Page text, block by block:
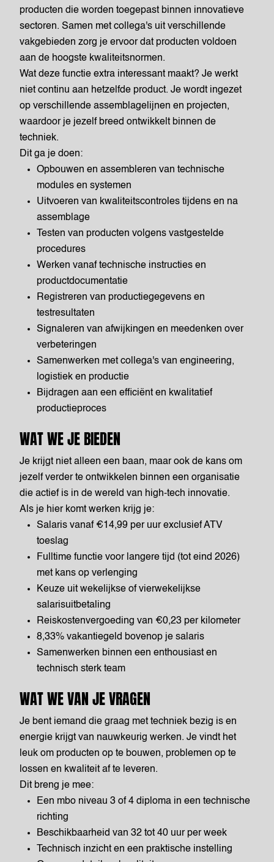
producten die worden toegepast binnen innovatieve
sectoren. Samen met collega's uit verschillende
vakgebieden zorg je ervoor dat producten voldoen
aan de hoogste kwaliteitsnormen.
Wat deze functie extra interessant maakt? Je werkt
niet continu aan hetzelfde product. Je wordt ingezet
op verschillende assemblagelijnen en projecten,
waardoor je jezelf breed ontwikkelt binnen de
techniek.
Dit ga je doen:
Opbouwen en assembleren van technische
modules en systemen
Uitvoeren van kwaliteitscontroles tijdens en na
assemblage
Testen van producten volgens vastgestelde
procedures
Werken vanaf technische instructies en
productdocumentatie
Registreren van productiegegevens en
testresultaten
Signaleren van afwijkingen en meedenken over
verbeteringen
Samenwerken met collega's van engineering,
logistiek en productie
Bijdragen aan een efficiënt en kwalitatief
productieproces
WAT WE JE BIEDEN
Je krijgt niet alleen een baan, maar ook de kans om
jezelf verder te ontwikkelen binnen een organisatie
die actief is in de wereld van high-tech innovatie.
Als je hier komt werken ​krijg je:
Salaris vanaf €14,99 per uur exclusief ATV
toeslag
Fulltime functie voor langere tijd (tot eind 2026)
met kans op verlenging
Keuze uit wekelijkse of vierwekelijkse
salarisuitbetaling
Reiskostenvergoeding van €0,23 per kilometer
8,33% vakantiegeld bovenop je salaris
Samenwerken binnen een enthousiast en
technisch sterk team
WAT WE VAN JE VRAGEN
Je bent iemand die graag met techniek bezig is en
energie krijgt van nauwkeurig werken. Je vindt het
leuk om producten op te bouwen, problemen op te
lossen en kwaliteit af te leveren.
Dit breng je mee:
Een mbo niveau 3 of 4 diploma in een technische
richting
Beschikbaarheid van 32 tot 40 uur per week
Technisch inzicht en een praktische instelling